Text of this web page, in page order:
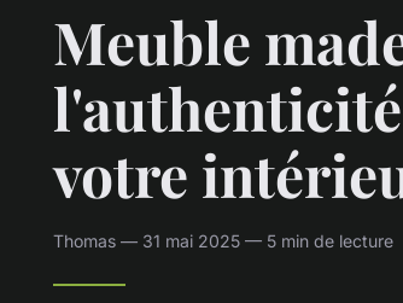
Meuble
votre
Thomas — 31 mai 2025 — 5 min de lecture